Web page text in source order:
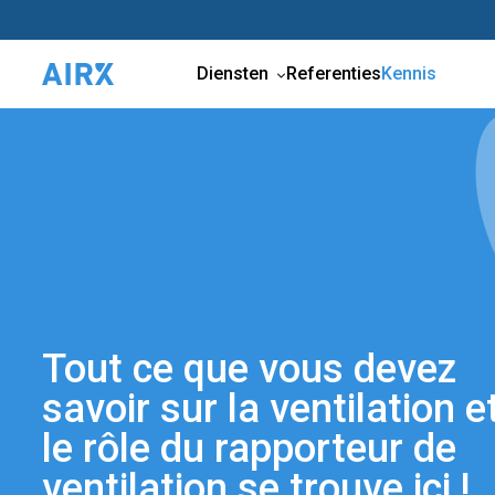
Diensten ReferentiesKennis
Tout ce que vous devez
savoir sur la ventilation
le rôle du rapporteur de